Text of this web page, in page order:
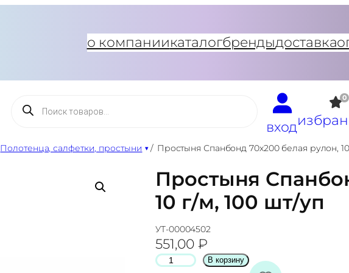
о компаниикаталогбрендыдоставка
Поиск
товаров
вход
0
Полотенца, салфетки, простыни / Простыня Спанбонд 70х200 белая рулон,
Простыня
10 г/м, 100 шт/уп
УТ-00004502
551,00 ₽
К
В корзину